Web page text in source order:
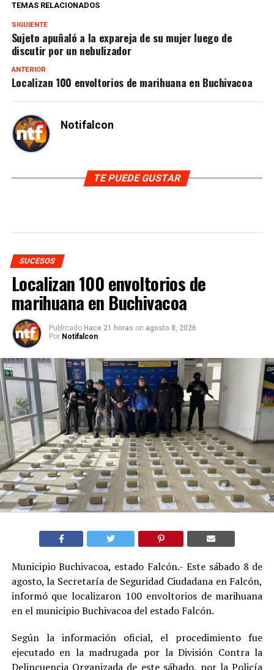
TEMAS RELACIONADOS
SIGUIENTE
Sujeto apuñaló a la expareja de su mujer luego de
discutir por un nebulizador
ANTERIOR
Localizan 100 envoltorios de marihuana en Buchivacoa
Notifalcon
TE PUEDE GUSTAR
SUCESOS
Localizan 100 envoltorios de
marihuana en Buchivacoa
Publicado Hace 21 horas on agosto 8, 2026
Por Notifalcon
Municipio Buchivacoa, estado Falcón.- Este sábado 8 de
agosto, la Secretaría de Seguridad Ciudadana en Falcón,
informó que localizaron 100 envoltorios de marihuana
en el municipio Buchivacoa del estado Falcón.
Según la información oficial, el procedimiento fue
ejecutado en la madrugada por la División Contra la
Delincuencia Organizada de este sábado, por la Policía